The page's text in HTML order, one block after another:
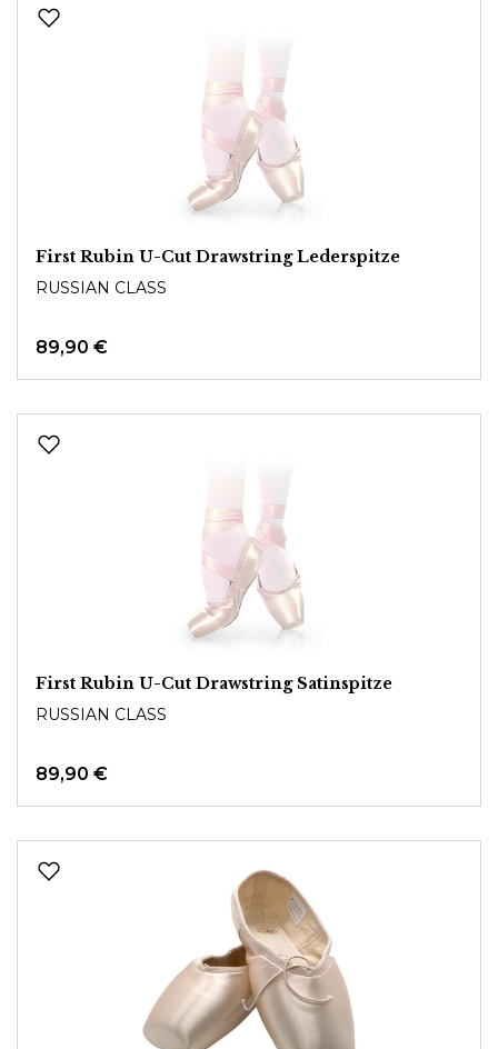
First Rubin U-Cut Drawstring Lederspitze
RUSSIAN CLASS
89,90 €
First Rubin U-Cut Drawstring Satinspitze
RUSSIAN CLASS
89,90 €